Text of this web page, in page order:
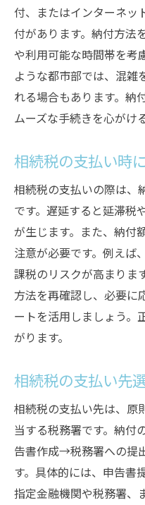
付、またはインターネッ
付があります。納付方法
や利用可能な時間帯を考
ような都市部では、混雑
れる場合もあります。納
ムーズな手続きを心がけ
相続税の支払い時
相続税の支払いの際は、
です。遅延すると延滞税
が生じます。また、納付
注意が必要です。例えば
課税のリスクが高まりま
方法を再確認し、必要に
ートを活用しましょう。
がります。
相続税の支払い先
相続税の支払い先は、原
当する税務署です。納付
告書作成→税務署への提
す。具体的には、申告書
指定金融機関や税務署、